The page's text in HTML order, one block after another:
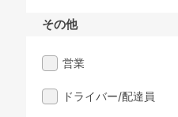
その他
営業
ドライバー/配達員